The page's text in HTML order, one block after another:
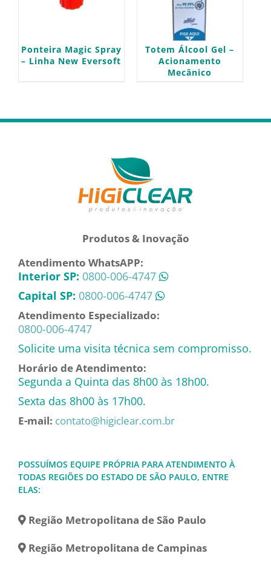
Ponteira Magic Spray
– Linha New Eversoft
Totem Álcool Gel –
Acionamento
Mecânico
Produtos & Inovação
Atendimento WhatsAPP:
Interior SP: 0800-006-4747
Capital SP: 0800-006-4747
Atendimento Especializado:
0800-006-4747
Solicite uma visita técnica sem compromisso.
Horário de Atendimento:
Segunda a Quinta das 8h00 às 18h00.
Sexta das 8h00 às 17h00.
E-mail: contato@higiclear.com.br
POSSUÍMOS EQUIPE PRÓPRIA PARA ATENDIMENTO À
TODAS REGIÕES DO ESTADO DE SÃO PAULO, ENTRE
ELAS:
Região Metropolitana de São Paulo
Região Metropolitana de Campinas